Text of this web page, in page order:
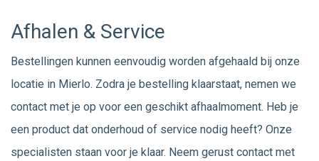
Afhalen & Service
Bestellingen kunnen eenvoudig worden afgehaald bij onze
locatie in Mierlo. Zodra je bestelling klaarstaat, nemen we
contact met je op voor een geschikt afhaalmoment. Heb je
een product dat onderhoud of service nodig heeft? Onze
specialisten staan voor je klaar. Neem gerust contact met